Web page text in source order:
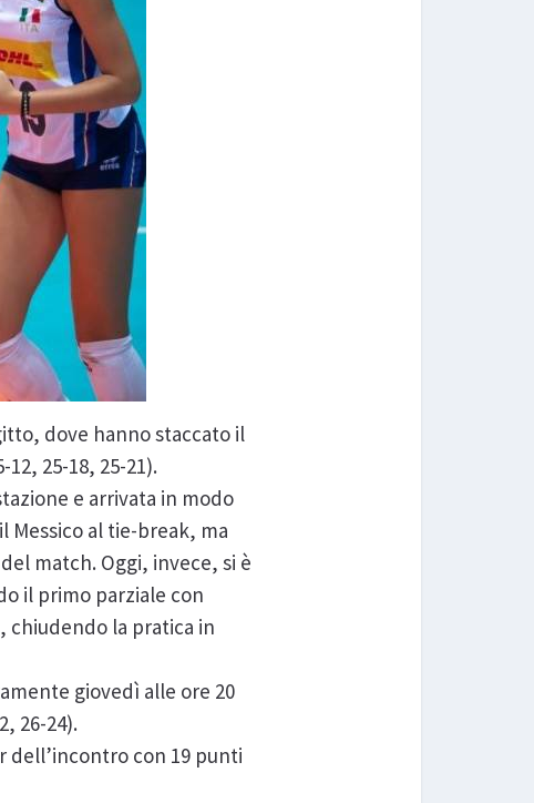
dove hanno staccato il
25-18, 25-21).
e arrivata in modo
Messico al tie-break, ma
match. Oggi, invece, si è
il primo parziale con
chiudendo la pratica in
giovedì alle ore 20
26-24).
dell’incontro con 19 punti